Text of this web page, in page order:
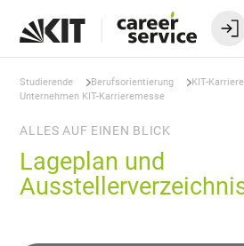
Studierende Berufsorientierung
KIT-
Unternehmen KIT-Karrieremesse
ALLES AUF EINEN BLICK
Lageplan und